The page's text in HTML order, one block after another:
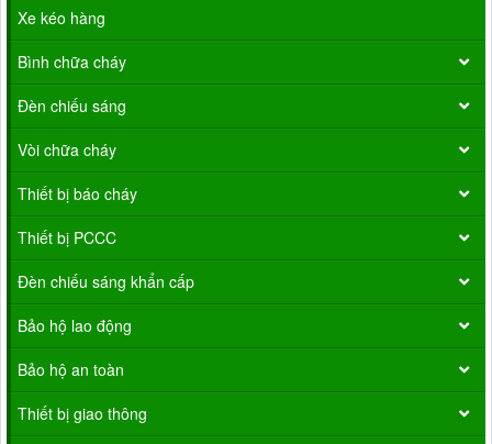
Xe kéo hàng
Bình chữa cháy
Đèn chiếu sáng
Vòi chữa cháy
Thiết bị báo cháy
Thiết bị PCCC
Đèn chiếu sáng khẩn cấp
Bảo hộ lao động
Bảo hộ an toàn
Thiết bị giao thông